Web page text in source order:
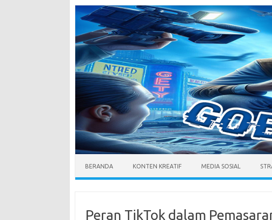
Skip
to
content
BERANDA KONTEN KREATIF MEDIA SOSIAL
Peran TikTok dalam